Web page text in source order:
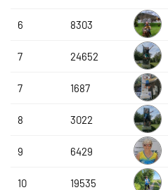
6 8303
7 24652
7 1687
8 3022
9 6429
10 19535